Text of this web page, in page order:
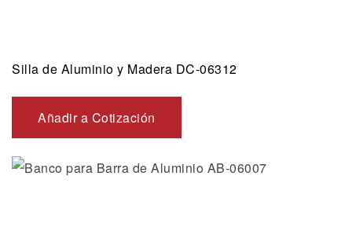
Silla de Aluminio y Madera DC-06312
Añadir a Cotización